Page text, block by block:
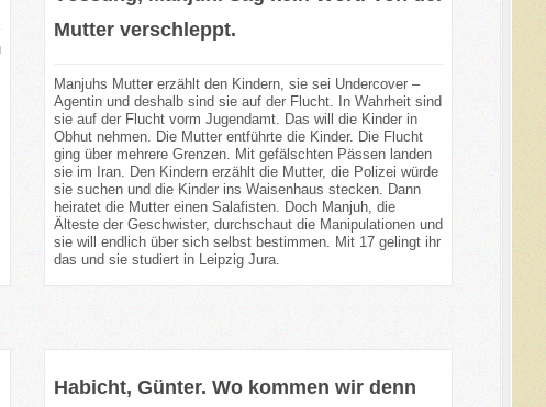
Mutter verschleppt.
Manjuhs Mutter erzählt den Kindern, sie sei Undercover –
Agentin und deshalb sind sie auf der Flucht. In Wahrheit sind
sie auf der Flucht vorm Jugendamt. Das will die Kinder in
Obhut nehmen. Die Mutter entführte die Kinder. Die Flucht
ging über mehrere Grenzen. Mit gefälschten Pässen landen
sie im Iran. Den Kindern erzählt die Mutter, die Polizei würde
sie suchen und die Kinder ins Waisenhaus stecken. Dann
heiratet die Mutter einen Salafisten. Doch Manjuh, die
Älteste der Geschwister, durchschaut die Manipulationen und
sie will endlich über sich selbst bestimmen. Mit 17 gelingt ihr
das und sie studiert in Leipzig Jura.
Habicht, Günter. Wo kommen wir denn